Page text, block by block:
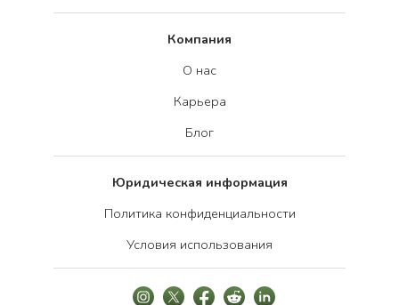
Компания
О нас
Карьера
Блог
Юридическая информация
Политика конфиденциальности
Условия использования